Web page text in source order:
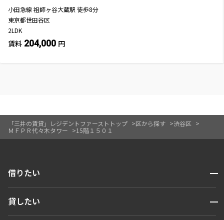
「三井の賃貸」レジデントファーストトップ 区から探す
渋谷区
ＭＦＰＲ代々木タワー
15階１５０１
小田急線 祖師ヶ谷大蔵駅 徒歩8分
東京都世田谷区
2LDK
賃料 204,000 円
借りたい 開閉
人気エリアから探す
貸したい 開閉